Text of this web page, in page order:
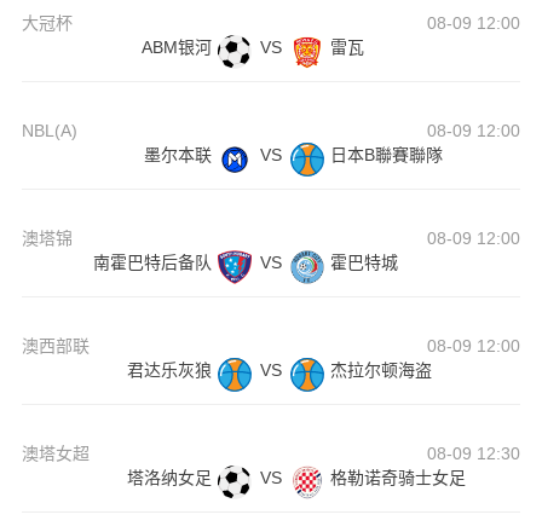
大冠杯
08-09 12:00
ABM银河
VS 雷瓦
NBL(A)
08-09 12:00
墨尔本联
VS 日本B聯賽聯隊
澳塔锦
08-09 12:00
南霍巴特后备队
VS 霍巴特城
澳西部联
08-09 12:00
君达乐灰狼
VS 杰拉尔顿海盗
澳塔女超
08-09 12:30
塔洛纳女足
VS 格勒诺奇骑士女足